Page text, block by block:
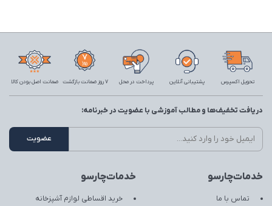
تحویل اکسپرس پشتیبانی آنلاین پرداخت در محل 7 روز ضمانت بازگشت ضمانت اصل بودن کالا
خدمات‌چارسو
تماس با ما
خدمات‌چارسو
خرید اقساطی لوازم آشپزخانه
دریافت تخفیف‌ها و مطالب آموزشی با عضویت در خبرنامه: